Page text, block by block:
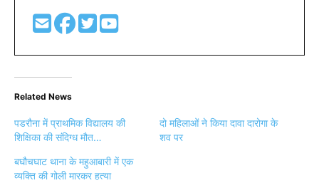
Related News
पडरौना में प्राथमिक विद्यालय की
शिक्षिका की संदिग्ध मौत…
दो महिलाओं ने किया दावा दारोगा के
शव पर
बघौचघाट थाना के महुआबारी में एक
व्यक्ति की गोली मारकर हत्या